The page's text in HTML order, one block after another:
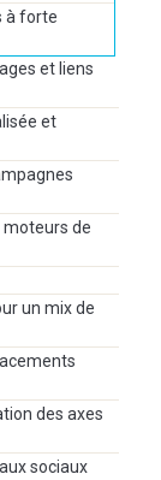
à forte
et liens
et
moteurs de
un mix de
des axes
sociaux